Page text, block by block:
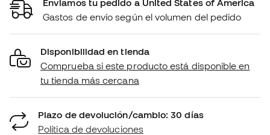
Gastos de envío según el volumen del pedido
Disponibilidad en tienda
Comprueba si este producto está disponible en
tu tienda más cercana
Plazo de devolución/cambio: 30 días
Política de devoluciones